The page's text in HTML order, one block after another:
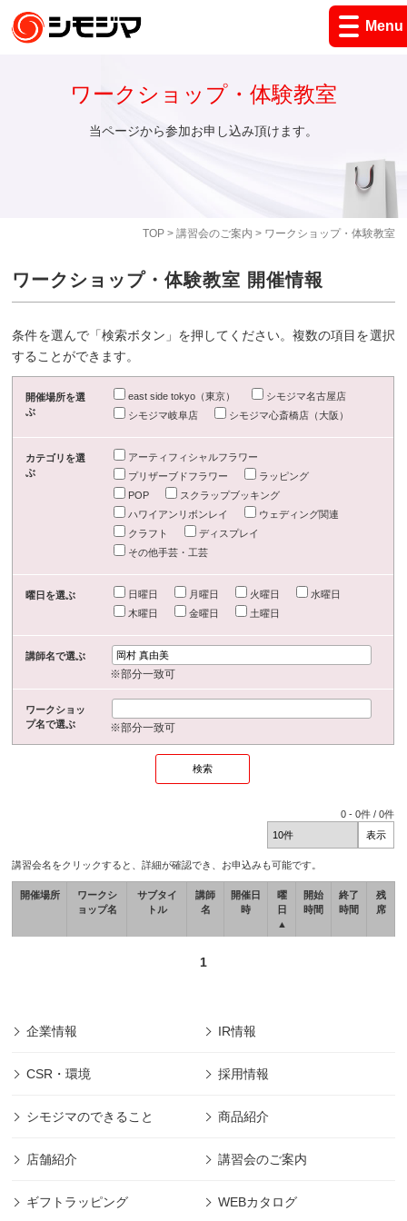
Menu
TOP> 講習会のご案内 > ワークショップ・体験教室
ワークショップ・体験教室
当ページから参加お申し込み頂けます。
ワークショップ・体験教室 開催情報
条件を選んで「検索ボタン」を押してください。複数の項目を選択
することができます。
開催場所を選
ぶ
east side tokyo（東京）
シモジマ名古屋店
シモジマ岐阜店
シモジマ心斎橋店（大阪）
カテゴリを選
ぶ
アーティフィシャルフラワー
プリザーブドフラワー
ラッピング
POP
スクラップブッキング
ハワイアンリボンレイ
ウェディング関連
クラフト
ディスプレイ
その他手芸・工芸
曜日を選ぶ 日曜日 月曜日 火曜日
水曜日
木曜日
金曜日 土曜日
講師名で選ぶ
※部分一致可
ワークショッ
プ名で選ぶ
※部分一致可
0 -0件 /0件
講習会名をクリックすると、詳細が確認でき、お申込みも可能です。
開催場所
ワークシ
ョップ名
サブタイ
トル
講師
名
開催日
時
曜
日
▲
開始
時間
終了
時間
残
席
1
企業情報 IR情報
CSR・環境 採用情報
シモジマのできること 商品紹介
店舗紹介 講習会のご案内
ギフトラッピング WEBカタログ